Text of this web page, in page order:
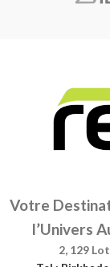
Votre
l’Univers
2, 129